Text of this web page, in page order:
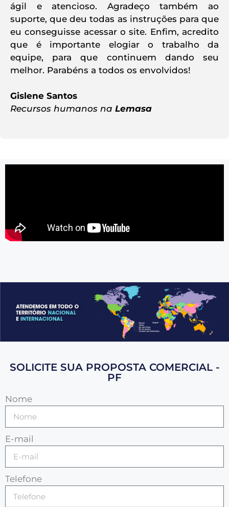
ágil e atencioso. Agradeço também ao
suporte, que deu todas as instruções para que
eu conseguisse acessar o site. Enfim, acredito
que é importante elogiar o trabalho da
equipe, para que continuem dando seu
melhor. Parabéns a todos os envolvidos!
Gislene Santos
Recursos humanos na Lemasa
SOLICITE SUA PROPOSTA COMERCIAL -
PF
Nome
E-mail
Telefone